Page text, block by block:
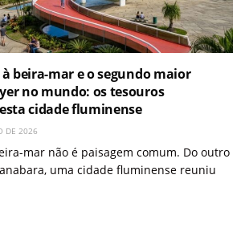
beira-mar e o segundo maior
no mundo: os tesouros
cidade fluminense
DE 2026
mar não é paisagem comum. Do outro
uma cidade fluminense reuniu